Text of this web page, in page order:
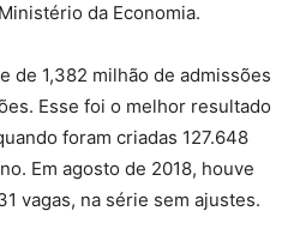
da Economia.
de 1,382 milhão de admissões
Esse foi o melhor resultado
foram criadas 127.648
Em agosto de 2018, houve
vagas, na série sem ajustes.